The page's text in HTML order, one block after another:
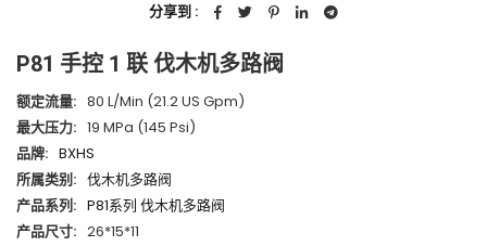
分享到 :
P81 手控 1 联 伐木机多路阀
额定流量: 80 L/min (21.2 US Gpm)
最大压力: 19 MPa (145 Psi)
品牌: BXHS
所属类别: 伐木机多路阀
产品系列: P81系列 伐木机多路阀
产品尺寸: 26*15*11